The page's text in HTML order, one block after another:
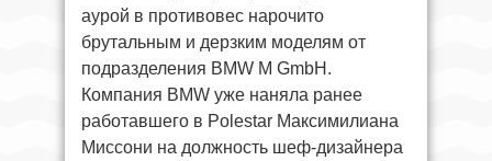
аурой в противовес нарочито
брутальным и дерзким моделям от
подразделения BMW M GmbH.
Компания BMW уже наняла ранее
работавшего в Polestar Максимилиана
Миссони на должность шеф-дизайнера